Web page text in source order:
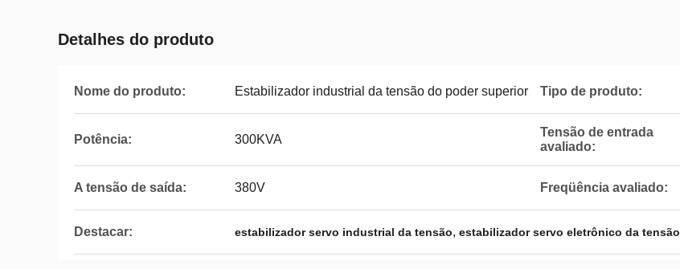
Detalhes do produto
Nome do produto: Estabilizador industrial da tensão do poder superior Tipo de produto:
Potência: 300KVA
Tensão de entrada
avaliado:
A tensão de saída: 380V Freqüência avaliado:
Destacar: estabilizador servo industrial da tensão, estabilizador servo eletrônico da tensão